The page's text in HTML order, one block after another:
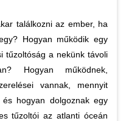
találkozni az ember, ha
Hogyan működik egy
tűzoltóság a nekünk távoli
Hogyan működnek,
vannak, mennyit
hogyan dolgoznak egy
tűzoltói az atlanti óceán